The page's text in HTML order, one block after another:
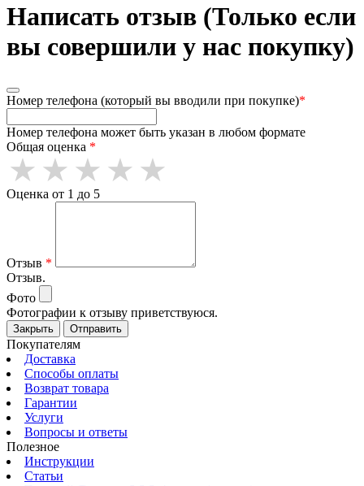
Написать отзыв (Только если
вы совершили у нас покупку)
Номер телефона (который вы вводили при покупке)*
Номер телефона может быть указан в любом формате
Общая оценка *
Оценка от 1 до 5
Отзыв *
Отзыв.
Фото
Фотографии к отзыву приветствуюся.
Закрыть Отправить
Покупателям
Доставка
Способы оплаты
Возврат товара
Гарантии
Услуги
Вопросы и ответы
Полезное
Инструкции
Статьи